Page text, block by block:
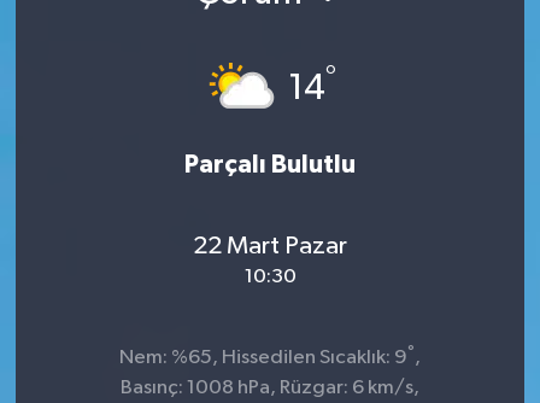
14°
Parçalı Bulutlu
22 Mart Pazar
10:30
Nem: %65, Hissedilen Sıcaklık: 9° ,
Basınç: 1008 hPa, Rüzgar: 6 km/s,